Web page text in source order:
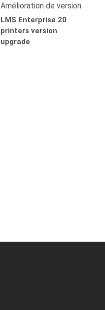
Amélioration de version
LMS Enterprise 20
printers version
upgrade